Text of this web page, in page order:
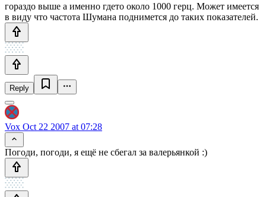
гораздо выше а именно гдето около 1000 герц. Может имеется
в виду что частота Шумана поднимется до таких показателей.
Reply
Vox Oct 22 2007 at 07:28
Погоди, погоди, я ещё не сбегал за валерьянкой :)